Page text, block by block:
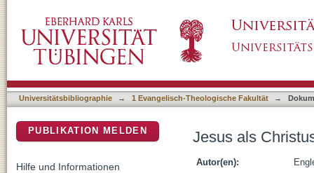
Universitätsbibliographie → 1 Evangelisch-Theologische Fakultät →
Jesus als
Autor(en):
PUBLIKATION MELDEN
Hilfe und Informationen